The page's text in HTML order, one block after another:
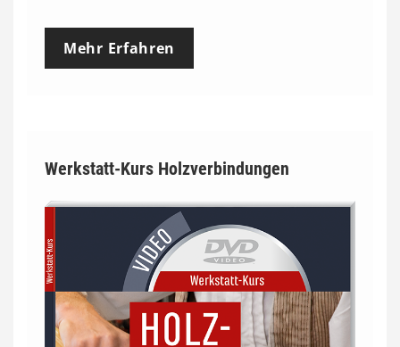
Mehr Erfahren
Werkstatt-Kurs Holzverbindungen